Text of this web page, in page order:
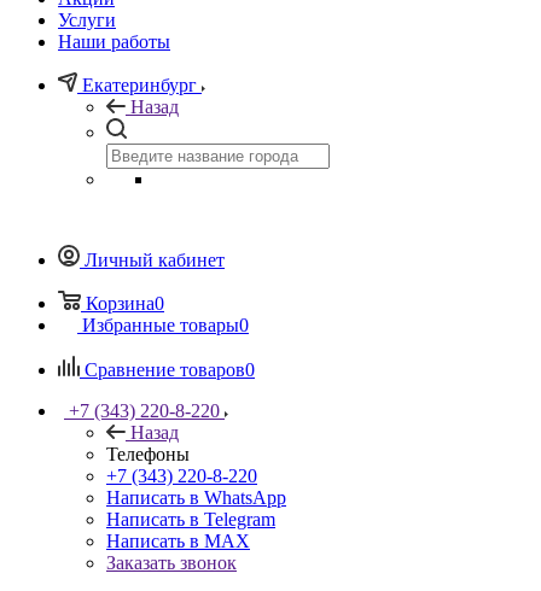
Услуги
Наши работы
Екатеринбург
Назад
Личный кабинет
Корзина0
Избранные товары0
Сравнение товаров0
+7 (343) 220-8-220
Назад
Телефоны
+7 (343) 220-8-220
Написать в WhatsApp
Написать в Telegram
Написать в MAX
Заказать звонок